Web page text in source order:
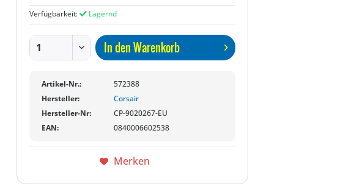
Verfügbarkeit:
Lagernd
In denWarenkorb
Artikel-Nr.:
572388
Hersteller:
Corsair
Hersteller-Nr:
CP-9020267-EU
EAN:
0840006602538
Merken